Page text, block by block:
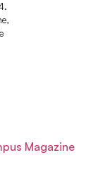
Magazine